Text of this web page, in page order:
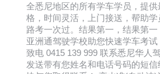
全悉尼地区的所有学车学员，提
格，时间灵活，上门接送，帮助学
路考一次过。结果第一，结果第
亚洲通驾驶学校助您快速学车考试
致电 0415 139 999 联系悉尼华人
发送带有您姓名和电话号码的短